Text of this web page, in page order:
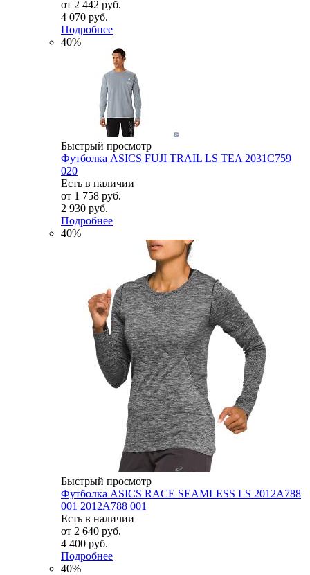
от 2 442 руб.
4 070 руб.
Подробнее
40%
Быстрый просмотр
Футболка ASICS FUJI TRAIL LS TEA 2031C759
020
Есть в наличии
от 1 758 руб.
2 930 руб.
Подробнее
40%
Быстрый просмотр
Футболка ASICS RACE SEAMLESS LS 2012A788
001 2012A788 001
Есть в наличии
от 2 640 руб.
4 400 руб.
Подробнее
40%